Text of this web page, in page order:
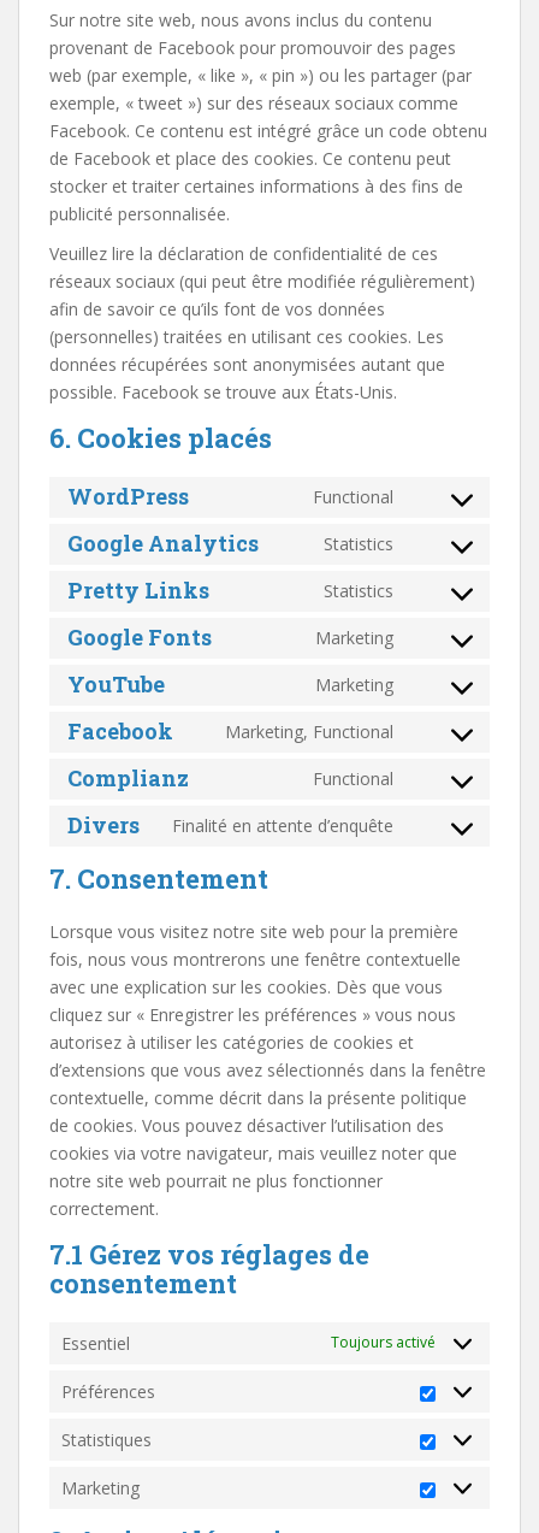
Sur notre site web, nous avons inclus du contenu
provenant de Facebook pour promouvoir des pages
web (par exemple, « like », « pin ») ou les partager (par
exemple, « tweet ») sur des réseaux sociaux comme
Facebook. Ce contenu est intégré grâce un code obtenu
de Facebook et place des cookies. Ce contenu peut
stocker et traiter certaines informations à des fins de
publicité personnalisée.
Veuillez lire la déclaration de confidentialité de ces
réseaux sociaux (qui peut être modifiée régulièrement)
afin de savoir ce qu’ils font de vos données
(personnelles) traitées en utilisant ces cookies. Les
données récupérées sont anonymisées autant que
possible. Facebook se trouve aux États-Unis.
6. Cookies placés
WordPress Functional
Consent
service
wordpress
Google Analytics Statistics
Consent
service
google-
Pretty Links Statistics
Consent
service
pretty-
Google Fonts Marketing
Consent
service
google-
YouTube Marketing
Consent
service
youtube
Facebook Marketing, Functional
Consent
service
facebook
Complianz Functional
Consent
service
Divers Finalité en attente d’enquête
Consent
7. Consentement
Lorsque vous visitez notre site web pour la première
fois, nous vous montrerons une fenêtre contextuelle
avec une explication sur les cookies. Dès que vous
cliquez sur « Enregistrer les préférences » vous nous
autorisez à utiliser les catégories de cookies et
d’extensions que vous avez sélectionnés dans la fenêtre
contextuelle, comme décrit dans la présente politique
de cookies. Vous pouvez désactiver l’utilisation des
cookies via votre navigateur, mais veuillez noter que
notre site web pourrait ne plus fonctionner
correctement.
7.1 Gérez vos réglages de
consentement
Essentiel Toujours activé
Préférences
Statistiques
Marketing
Marketing